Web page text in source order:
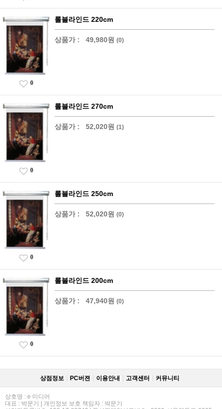
롤블라인드 220cm
상품가 : 49,980원 (0)
0
롤블라인드 270cm
상품가 : 52,020원 (1)
0
롤블라인드 250cm
상품가 : 52,020원 (0)
0
롤블라인드 200cm
상품가 : 47,940원 (0)
0
상점정보 PC버젼 이용안내 고객센터 커뮤니티
상호명 : e 미디어
대표 : 박문기 | 개인정보 보호 책임자 : 박문기